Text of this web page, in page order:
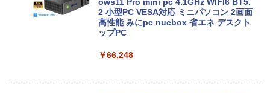
【2026年アップグレード版】AOKIMI ワイヤ
レスイヤホン bluetooth イヤホン V12 小型
るーとゅーす コードレス ENCノイズキャン
On My Road (Stadium ver.)
￥1,625
by Amazon 天然水ラベルレス 2L×9本
￥1,117
HUNTER×HUNTER モノクロ版 39 (ジャンプ
コミックスDIGITAL)
￥572
ンストール済※この商品はレンタルで
す。販売品ではありません。ご了承下さ
い。
ows11 Pro mini pc 4.1GHz WIFI6 BT5.
2 小型PC VESA対応 ミニパソコン 2画面
高性能 みにpc nucbox 省エネ デスクト
ップPC
￥66,248